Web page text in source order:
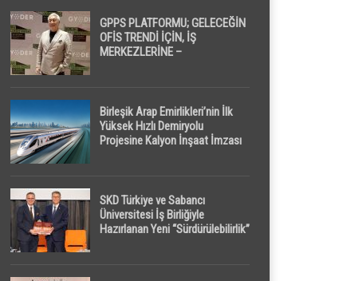
GPPS PLATFORMU; GELECEĞİN
OFİS TRENDİ İÇİN, İŞ
MERKEZLERİNE –
Birleşik Arap Emirlikleri’nin İlk
Yüksek Hızlı Demiryolu
Projesine Kalyon İnşaat İmzası
SKD Türkiye ve Sabancı
Üniversitesi İş Birliğiyle
Hazırlanan Yeni “Sürdürülebilirlik”